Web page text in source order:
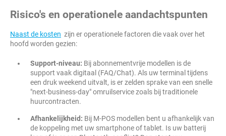
Risico's en operationele aandachtspunten
Naast de kosten zijn er operationele factoren die vaak over het
hoofd worden gezien:
Support-niveau: Bij abonnementvrije modellen is de
support vaak digitaal (FAQ/Chat). Als uw terminal tijdens
een druk weekend uitvalt, is er zelden sprake van een snelle
"next-business-day" omruilservice zoals bij traditionele
huurcontracten.
Afhankelijkheid: Bij M-POS modellen bent u afhankelijk van
de koppeling met uw smartphone of tablet. Is uw batterij